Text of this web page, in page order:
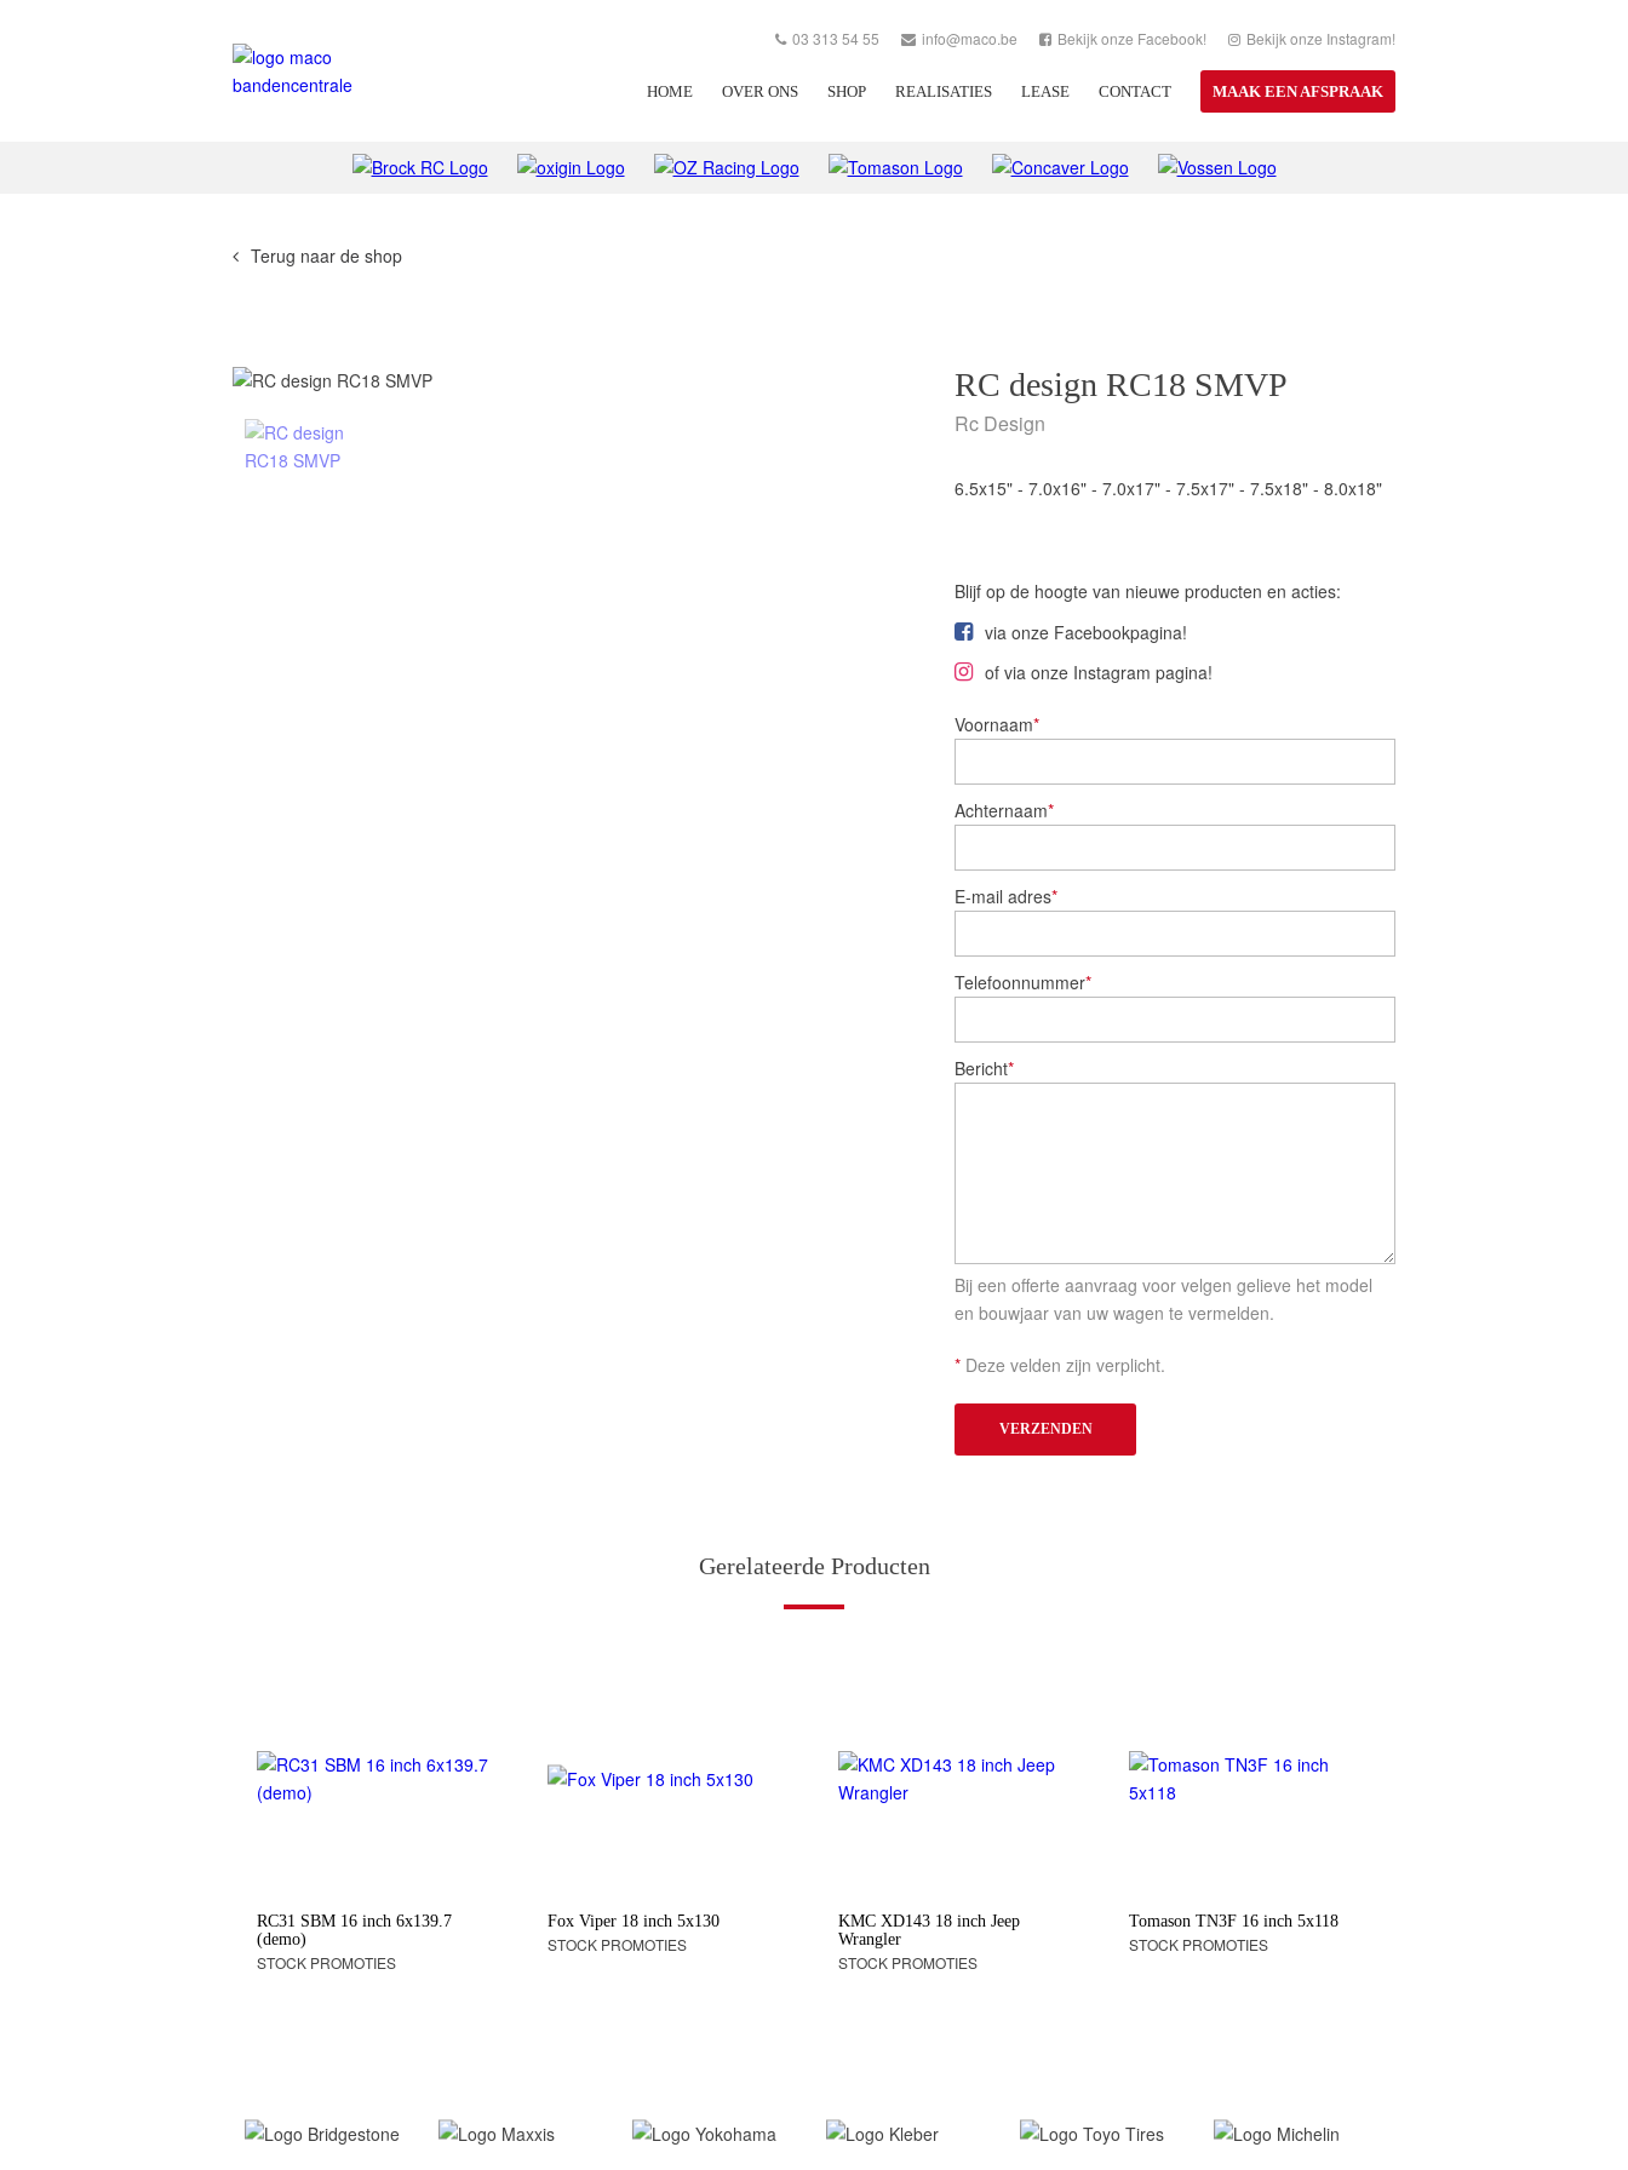
03 313 54 55 info@maco.be Bekijk onze Facebook! Bekijk onze Instagram!
HOME OVER ONS SHOP REALISATIES LEASE CONTACT MAAK EEN AFSPRAAK
Terug naar de shop
RC design RC18 SMVP
Rc Design
6.5x15" - 7.0x16" - 7.0x17" - 7.5x17" - 7.5x18" - 8.0x18"
Blijf op de hoogte van nieuwe producten en acties:
via onze Facebookpagina!
of via onze Instagram pagina!
Voornaam*
Achternaam*
E-mail adres*
Telefoonnummer*
Bericht*
Bij een offerte aanvraag voor velgen gelieve het model
en bouwjaar van uw wagen te vermelden.
* Deze velden zijn verplicht.
VERZENDEN
Gerelateerde Producten
RC31 SBM 16 inch 6x139.7
(demo)
STOCK PROMOTIES
Fox Viper 18 inch 5x130
STOCK PROMOTIES
KMC XD143 18 inch Jeep
Wrangler
STOCK PROMOTIES
Tomason TN3F 16 inch 5x118
STOCK PROMOTIES